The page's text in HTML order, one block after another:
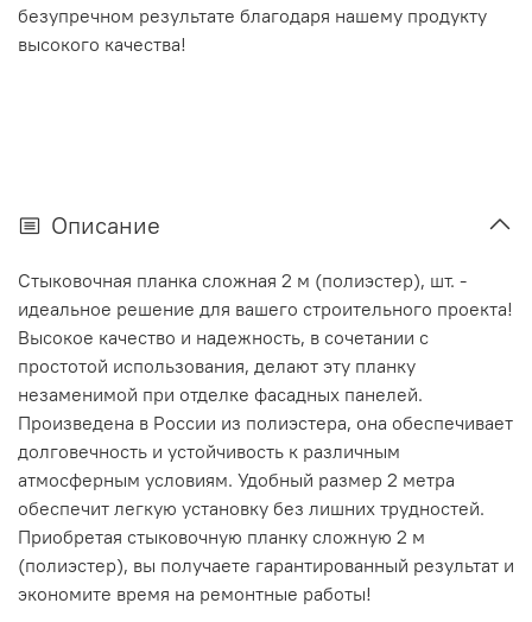
безупречном результате благодаря нашему продукту
высокого качества!
Описание
Стыковочная планка сложная 2 м (полиэстер), шт. -
идеальное решение для вашего строительного проекта!
Высокое качество и надежность, в сочетании с
простотой использования, делают эту планку
незаменимой при отделке фасадных панелей.
Произведена в России из полиэстера, она обеспечивает
долговечность и устойчивость к различным
атмосферным условиям. Удобный размер 2 метра
обеспечит легкую установку без лишних трудностей.
Приобретая стыковочную планку сложную 2 м
(полиэстер), вы получаете гарантированный результат и
экономите время на ремонтные работы!